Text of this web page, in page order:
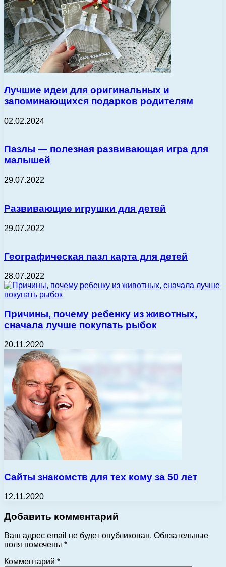
Лучшие идеи для оригинальных и
запоминающихся подарков родителям
02.02.2024
Пазлы — полезная развивающая игра для
малышей
29.07.2022
Развивающие игрушки для детей
29.07.2022
Географическая пазл карта для детей
28.07.2022
Причины, почему ребенку из животных,
сначала лучше покупать рыбок
20.11.2020
Сайты знакомств для тех кому за 50 лет
12.11.2020
Добавить комментарий
Ваш адрес email не будет опубликован. Обязательные
поля помечены *
Комментарий *